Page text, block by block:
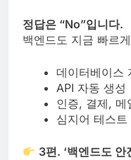
정답은 “No”입니다.
백엔드도 지금 빠르
데이터베이스
API 자동 생성
인증, 결제, 메
심지어 테스
3편. ‘백엔드도 안